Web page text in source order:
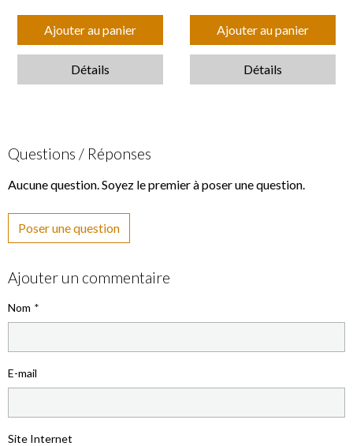
Ajouter au panier
Détails
Ajouter au panier
Détails
Questions / Réponses
Aucune question. Soyez le premier à poser une question.
Poser une question
Ajouter un commentaire
Nom
E-mail
Site Internet